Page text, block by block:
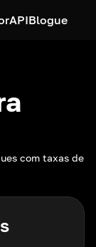
APIBlogue
com taxas de